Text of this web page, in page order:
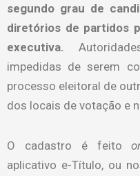
segundo grau de
diretórios de partidos
executiva.
impedidas de serem
processo eleitoral de
dos locais de votação e
O cadastro é feito
aplicativo e-Título, ou